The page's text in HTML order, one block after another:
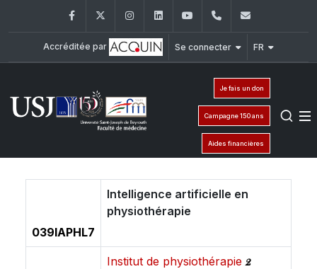
FacebookTwitter InstagramLinkedInYouTube+961 (1) 421 235
Accréditée par Se connecter FR
Je fais un don
Campagne 150 ans
Aides financières
039IAPHL7
Intelligence artificielle en
physiothérapie
Institut de physiothérapie2